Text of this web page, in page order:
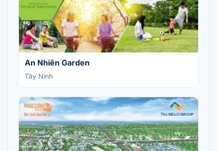
An Nhiên Garden
Tây Ninh